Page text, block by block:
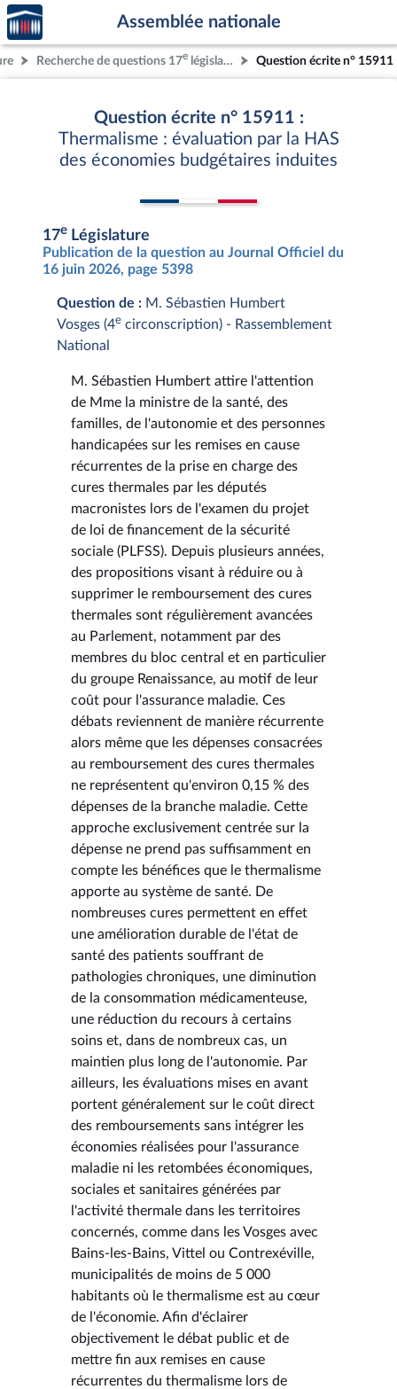
Aller au contenu
Aller en bas de la page
Accèder
à la
page
d'accueil
Assemblée nationale
Recherche de questions 17e législature Question écrite n° 15911
Question écrite n° 15911 :
Thermalisme : évaluation par la HAS
des économies budgétaires induites
17e Législature
Publication de la question au Journal Officiel du
16 juin 2026, page 5398
Question de : M. Sébastien Humbert
Vosges (4e circonscription) - Rassemblement
National
M. Sébastien Humbert attire l'attention
de Mme la ministre de la santé, des
familles, de l'autonomie et des personnes
handicapées sur les remises en cause
récurrentes de la prise en charge des
cures thermales par les députés
macronistes lors de l'examen du projet
de loi de financement de la sécurité
sociale (PLFSS). Depuis plusieurs années,
des propositions visant à réduire ou à
supprimer le remboursement des cures
thermales sont régulièrement avancées
au Parlement, notamment par des
membres du bloc central et en particulier
du groupe Renaissance, au motif de leur
coût pour l'assurance maladie. Ces
débats reviennent de manière récurrente
alors même que les dépenses consacrées
au remboursement des cures thermales
ne représentent qu'environ 0,15 % des
dépenses de la branche maladie. Cette
approche exclusivement centrée sur la
dépense ne prend pas suffisamment en
compte les bénéfices que le thermalisme
apporte au système de santé. De
nombreuses cures permettent en effet
une amélioration durable de l'état de
santé des patients souffrant de
pathologies chroniques, une diminution
de la consommation médicamenteuse,
une réduction du recours à certains
soins et, dans de nombreux cas, un
maintien plus long de l'autonomie. Par
ailleurs, les évaluations mises en avant
portent généralement sur le coût direct
des remboursements sans intégrer les
économies réalisées pour l'assurance
maladie ni les retombées économiques,
sociales et sanitaires générées par
l'activité thermale dans les territoires
concernés, comme dans les Vosges avec
Bains-les-Bains, Vittel ou Contrexéville,
municipalités de moins de 5 000
habitants où le thermalisme est au cœur
de l'économie. Afin d'éclairer
objectivement le débat public et de
mettre fin aux remises en cause
récurrentes du thermalisme lors de